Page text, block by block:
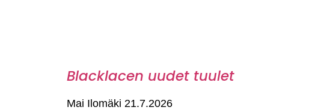
Blacklacen uudet tuulet
Mai Ilomäki 21.7.2026